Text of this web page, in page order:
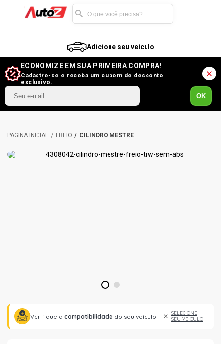
Adicione seu veículo
ECONOMIZE EM SUA PRIMEIRA COMPRA!
Cadastre-se e receba um cupom de desconto
exclusivo.
OK
FREIO CILINDRO MESTRE
1 2
Verifique a compatibilidade do seu veículo
SELECIONE
SEU VEÍCULO